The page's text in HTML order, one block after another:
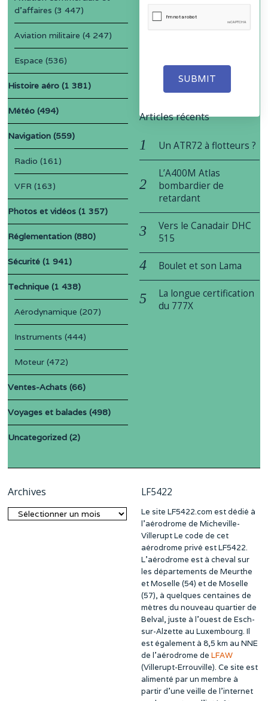
SUBMIT
d'affaires (3 447)
Aviation militaire (4 247)
Espace (536)
Histoire aéro (1 381)
Météo (494)
Navigation (559)
Radio (161)
VFR (163)
Photos et vidéos (1 357)
Réglementation (880)
Sécurité (1 941)
Technique (1 438)
Aérodynamique (207)
Instruments (444)
Moteur (472)
Ventes-Achats (66)
Voyages et balades (498)
Uncategorized (2)
Articles récents
Un ATR72 à flotteurs ?
L’A400M Atlas
bombardier de
retardant
Vers le Canadair DHC
515
Boulet et son Lama
La longue certification
du 777X
Archives
Archives
LF5422
Le site LF5422.com est dédié à
l’aérodrome de Micheville-
Villerupt Le code de cet
aérodrome privé est LF5422.
L’aérodrome est à cheval sur
les départements de Meurthe
et Moselle (54) et de Moselle
(57), à quelques centaines de
mètres du nouveau quartier de
Belval, juste à l’ouest de Esch-
sur-Alzette au Luxembourg. Il
est également à 8,5 km au NNE
de l’aérodrome de LFAW
(Villerupt-Errouville). Ce site est
alimenté par un membre à
partir d’une veille de l’internet